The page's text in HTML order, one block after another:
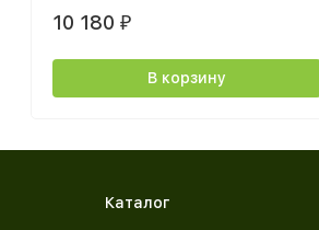
10 180₽
В корзину
Каталог